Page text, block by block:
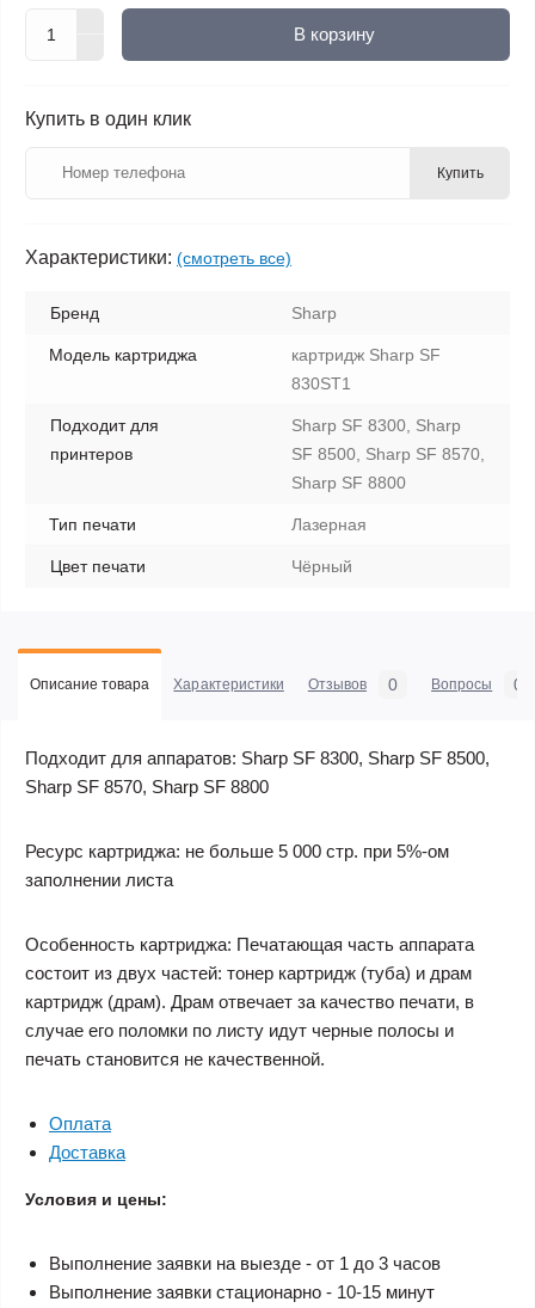
В корзину
Купить в один клик
Купить
Характеристики: (смотреть все)
Бренд Sharp
Модель картриджа
картридж Sharp SF
830ST1
Подходит для
принтеров
Sharp SF 8300, Sharp
SF 8500, Sharp SF 8570,
Sharp SF 8800
Тип печати Лазерная
Цвет печати Чёрный
Описание товара Характеристики Отзывов 0 Вопросы 0
Подходит для аппаратов: Sharp SF 8300, Sharp SF 8500,
Sharp SF 8570, Sharp SF 8800
Ресурс картриджа: не больше 5 000 стр. при 5%-ом
заполнении листа
Особенность картриджа: Печатающая часть аппарата
состоит из двух частей: тонер картридж (туба) и драм
картридж (драм). Драм отвечает за качество печати, в
случае его поломки по листу идут черные полосы и
печать становится не качественной.
Оплата
Доставка
Условия и цены:
Выполнение заявки на выезде - от 1 до 3 часов
Выполнение заявки стационарно - 10-15 минут